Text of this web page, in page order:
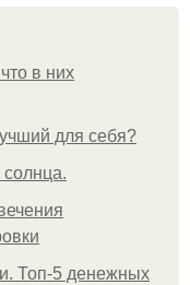
в них
для себя?
солнца.
Топ-5 денежных